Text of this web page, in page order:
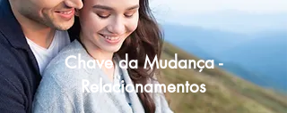
Chave da Mudança -
Relacionamentos